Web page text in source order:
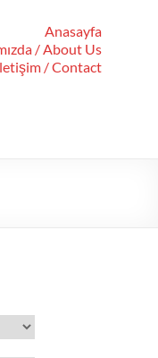
Anasayfa
/ About Us
/ Contact